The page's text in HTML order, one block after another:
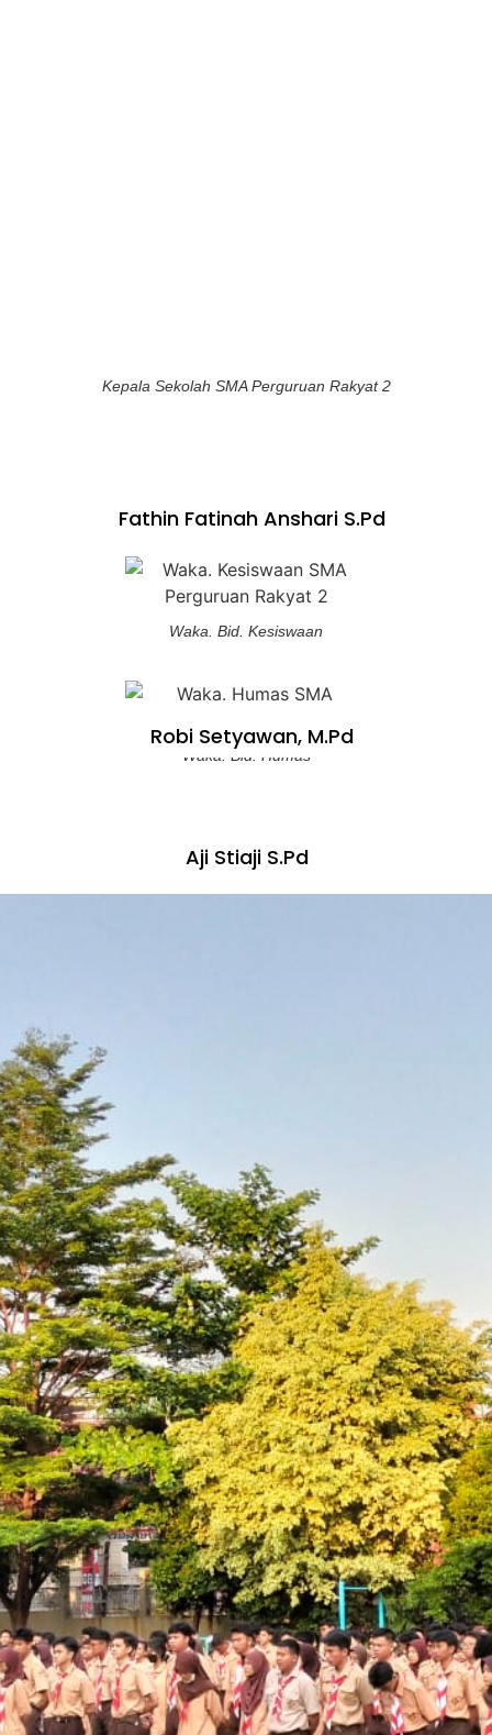
Septi Triana Putri, S.Pd
Fathin Fatinah Anshari S.Pd
Kepala Sekolah SMA Perguruan Rakyat 2
Waka. Bid. Kurikulum
Robi Setyawan, M.Pd
Waka. Bid. Kesiswaan
Aji Stiaji S.Pd
Waka. Bid. Humas